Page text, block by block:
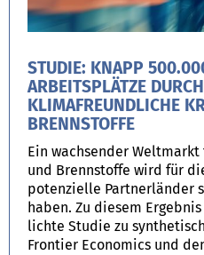
STUDIE: KNAPP
ARBEITSPLÄTZE
KLIMAFREUNDLICHE
BRENNSTOFFE
Ein wach­sen­der
und Brenn­stoffe wird für
poten­zi­elle Part­ner­län­der
haben. Zu die­sem
lichte Stu­die zu
Fron­tier Eco­no­mics und